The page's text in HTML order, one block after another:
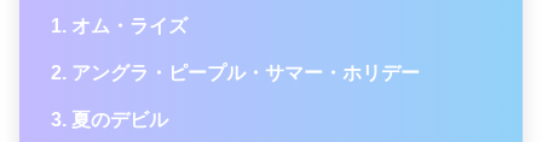
オム・ライズ
アングラ・ピープル・サマー・ホリデー
夏のデビル